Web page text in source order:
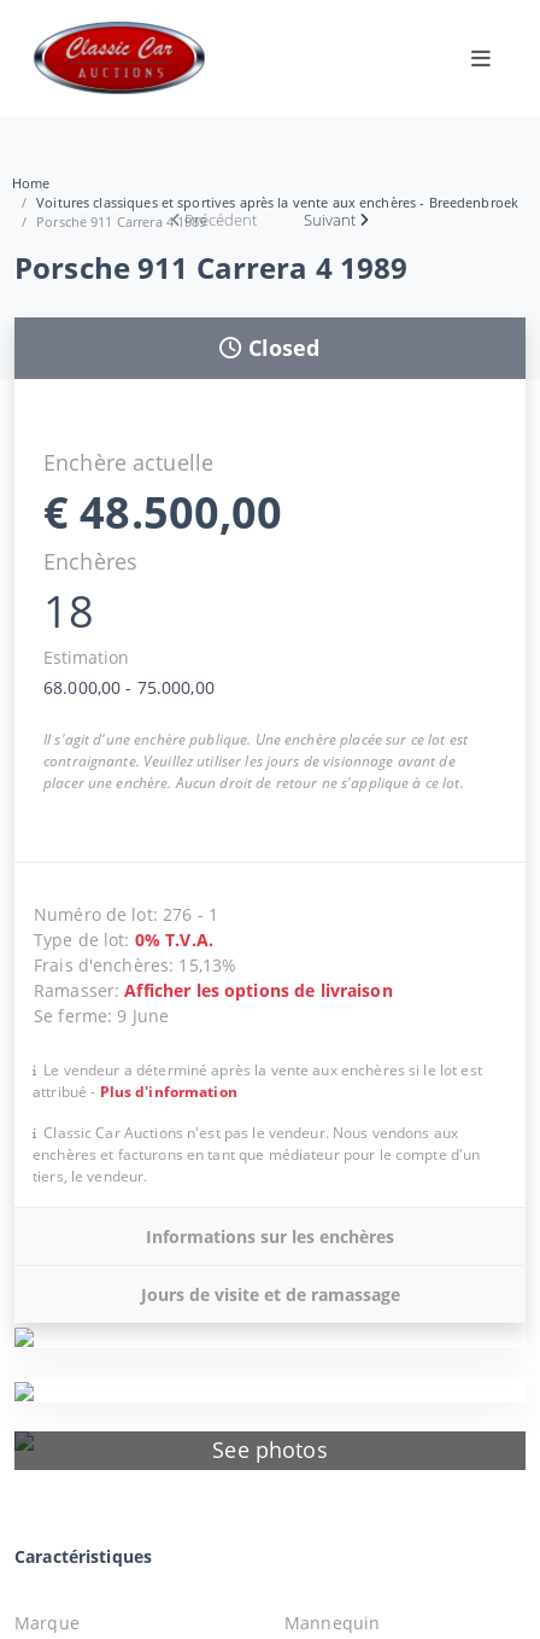
Home
Voitures classiques et sportives après la vente aux enchères - Breedenbroek
Porsche 911 Carrera 4 1989Précédent Suivant
Porsche 911 Carrera 4 1989
See photos
Closed
Enchère actuelle
€48.500,00
Enchères
18
Estimation
68.000,00 - 75.000,00
Il s'agit d'une enchère publique. Une enchère placée sur ce lot est
contraignante. Veuillez utiliser les jours de visionnage avant de
placer une enchère. Aucun droit de retour ne s'applique à ce lot.
Numéro de lot:276 - 1
Type de lot: 0% T.V.A.
Frais d'enchères: 15,13%
Ramasser:Afficher les options de livraison
Se ferme: 9 June
Le vendeur a déterminé après la vente aux enchères si le lot est
attribué - Plus d'information
Classic Car Auctions n'est pas le vendeur. Nous vendons aux
enchères et facturons en tant que médiateur pour le compte d'un
tiers, le vendeur.
Informations sur les enchères
Jours de visite et de ramassage
Caractéristiques
Marque
Mannequin